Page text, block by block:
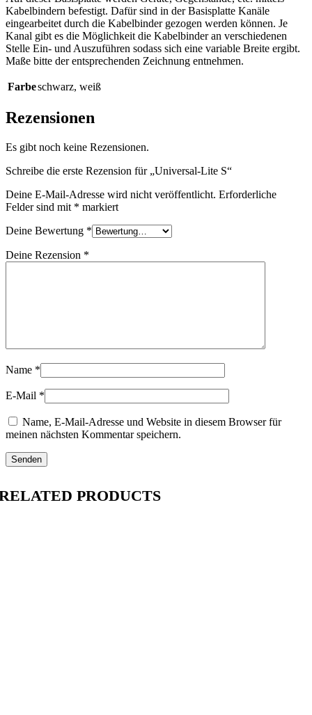
Kabelbindern befestigt. Dafür sind in der Basisplatte Kanäle
eingearbeitet durch die Kabelbinder gezogen werden können. Je
Kanal gibt es die Möglichkeit die Kabelbinder an verschiedenen
Stelle Ein- und Auszuführen sodass sich eine variable Breite ergibt.
Maße bitte der entsprechenden Zeichnung entnehmen.
Farbeschwarz, weiß
Rezensionen
Es gibt noch keine Rezensionen.
Schreibe die erste Rezension für „Universal-Lite S“
Deine E-Mail-Adresse wird nicht veröffentlicht. Erforderliche
Felder sind mit * markiert
Deine Bewertung *
Deine Rezension *
Name *
E-Mail *
Name, E-Mail-Adresse und Website in diesem Browser für
meinen nächsten Kommentar speichern.
PRODUCTS